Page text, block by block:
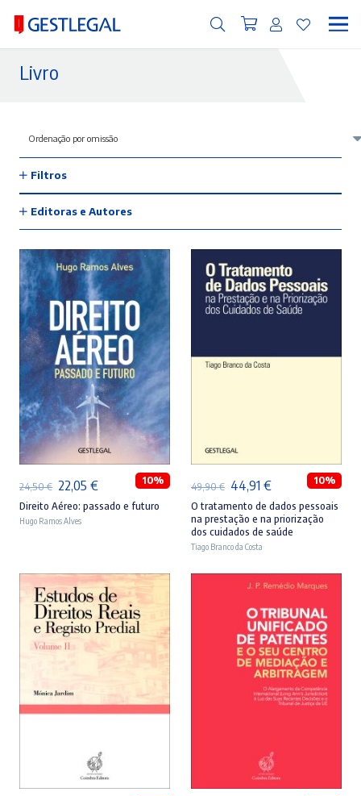
Livro
Filtros
Editoras e Autores
ADICIONAR
24,50€ O
preço
original
24,50 €.
22,05 €O
preço
22,05 €.
10%
Direito Aéreo: passado e futuro
Hugo Ramos Alves
49,90€ O
preço
original
era:
49,90 €.
44,91 €O
preço
atual
44,91 €.
10%
O tratamento de dados pessoais
na prestação e na priorização
dos cuidados de saúde
Tiago Branco da Costa
ADICIONAR ADICIONAR